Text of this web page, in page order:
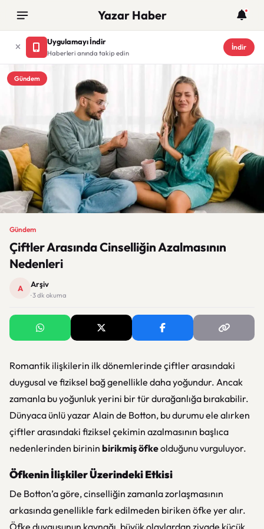
Yazar Haber
Uygulamayı İndir
Haberleri anında takip edin
İndir
Gündem
Gündem
Çiftler Arasında Cinselliğin Azalmasının
Nedenleri
A Arşiv
· 3 dk okuma
Romantik ilişkilerin ilk dönemlerinde çiftler arasındaki
duygusal ve fiziksel bağ genellikle daha yoğundur. Ancak
zamanla bu yoğunluk yerini bir tür durağanlığa bırakabilir.
Dünyaca ünlü yazar Alain de Botton, bu durumu ele alırken
çiftler arasındaki fiziksel çekimin azalmasının başlıca
nedenlerinden birinin birikmiş öfkeolduğunu vurguluyor.
Öfkenin İlişkiler Üzerindeki Etkisi
De Botton’a göre, cinselliğin zamanla zorlaşmasının
arkasında genellikle fark edilmeden biriken öfke yer alır.
Öfke duygusunun kaynağı, büyük olaylardan ziyade küçük